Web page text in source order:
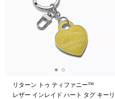
リターン トゥ ティファニー™
レザー インレイド ハート タグ キーリ